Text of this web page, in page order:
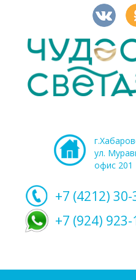
ул.
офис 201
+7 (4212) 30-
+7 (924)